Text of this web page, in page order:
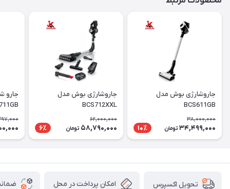
جاروشارژی بوش مدل
BCS611GB
38,000,000
34,499,000 تومان 10٪
جاروشارژی بوش مدل
BCS712XXL
62,000,000
58,790,000 تومان 6٪
جارو
تحویل اکسپرس امکان پرداخت در محل